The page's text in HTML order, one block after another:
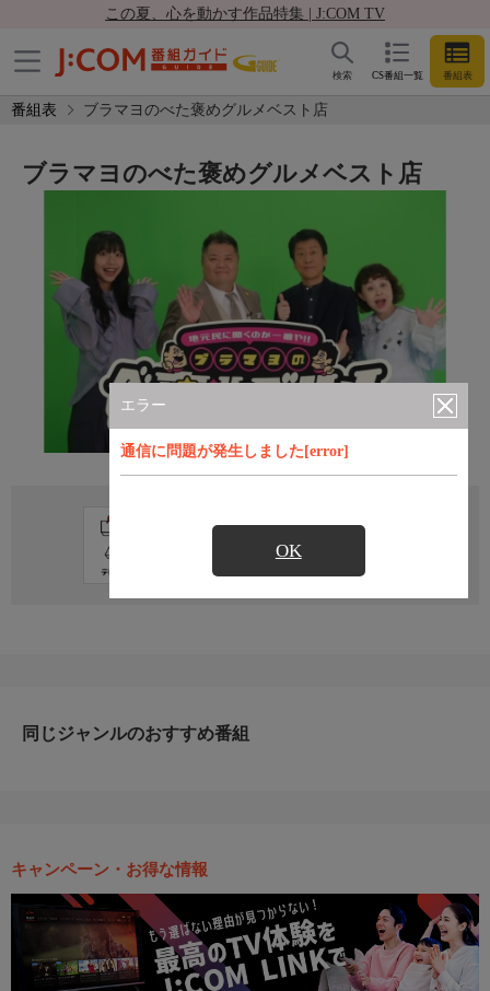
この夏、心を動かす作品特集 | J:COM TV
CS番組一覧 番組表
検索
番組表 ブラマヨのべた褒めグルメベスト店
エラー
通信に問題が発生しました[error]
OK
ブラマヨのべた褒めグルメベスト店
直近の放送予定はありません
同じジャンルのおすすめ番組
キャンペーン・お得な情報